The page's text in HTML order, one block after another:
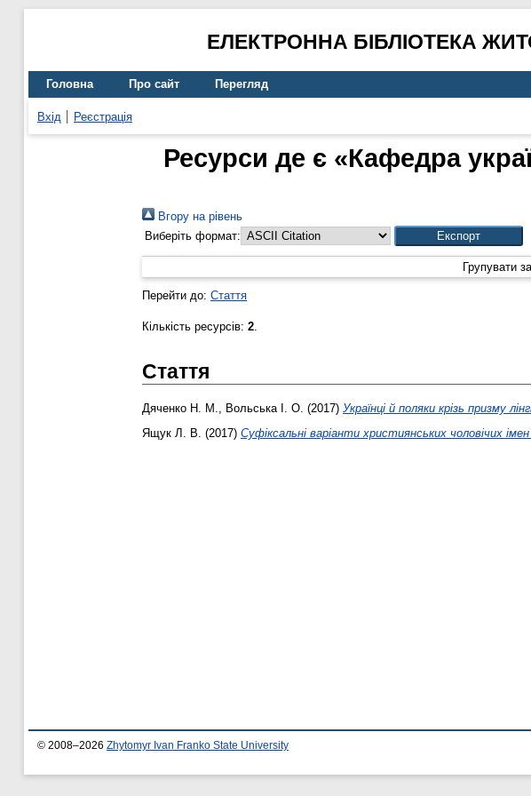
ЕЛЕКТРОННА БІБЛІОТЕКА
Головна Про сайт Перегляд
Вхід Реєстрація
Ресурси де є «Кафедра
Вгору на рівень
Виберіть формат:
Групувати
Перейти до: Стаття
Кількість ресурсів: 2.
Стаття
Дяченко Н. М., Вольська І. О. (2017) Українці й поляки крізь призму
Ящук Л. В. (2017) Суфіксальні варіанти християнських чоловічих
© 2008–2026 Zhytomyr Ivan Franko State University